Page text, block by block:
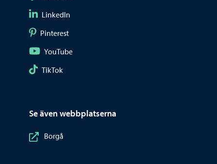
Följ på LinkedIn
LinkedIn
Följ på Pinterest
Pinterest
Följ på YouTube
YouTube
Följ på TikTok
TikTok
Se även webbplatserna
Borgå